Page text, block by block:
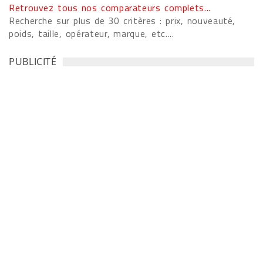
Retrouvez tous nos comparateurs complets...
Recherche sur plus de 30 critères : prix, nouveauté,
poids, taille, opérateur, marque, etc....
PUBLICITÉ